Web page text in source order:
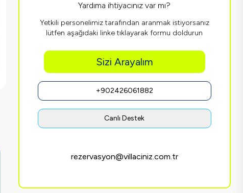
Yardıma ihtiyacınız var mı?
Yetkili personelimiz tarafından aranmak istiyorsanız
lütfen aşağıdaki linke tıklayarak formu doldurun
Sizi Arayalım
+902426061882
Canlı Destek
rezervasyon@villaciniz.com.tr